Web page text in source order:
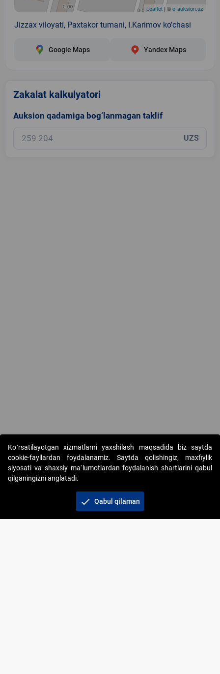
Leaflet | ©e-auksion.uz
Jizzax viloyati, Paxtakor tumani, I.Karimov ko'chasi
Google Maps Yandex Maps
Zakalat kalkulyatori
Auksion qadamiga bog‘lanmagan taklif
UZS
Copyright © 2017-2026. "Elektron onlayn-auksionlarni
tashkil etish" AJ. Barcha huquqlar himoyalangan
Ko`rsatilayotgan xizmatlarni yaxshilash maqsadida biz saytda
cookie-fayllardan foydalanamiz. Saytda qolishingiz, maxfiylik
siyosati va shaxsiy ma`lumotlardan foydalanish shartlarini qabul
qilganingizni anglatadi.
check Qabul qilaman